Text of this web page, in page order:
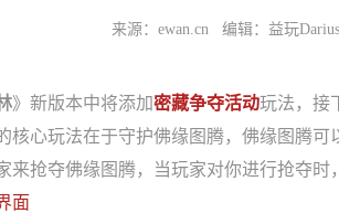
来源：ewan.cn 编辑：益玩
》新版本中将添加密藏争夺活动玩法，接
心玩法在于守护佛缘图腾，佛缘图腾可
来抢夺佛缘图腾，当玩家对你进行抢夺
面